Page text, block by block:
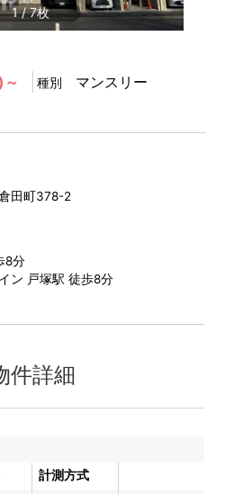
1/7
種別 マンスリー
倉田町378-2
8分
ン 戸塚駅 徒歩8分
件詳細
計測方式